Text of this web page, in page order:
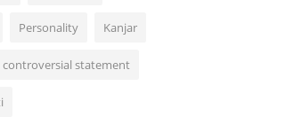
Personality Kanjar
controversial statement